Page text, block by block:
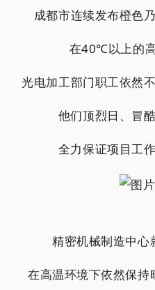
成都市连续发布橙色
在40℃以上的
光电加工部门职工依然
他们顶烈日、冒
全力保证项目工
精密机械制造中心
在高温环境下依然保持